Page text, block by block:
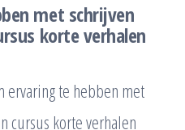
met schrijven
korte verhalen
ervaring te hebben met
cursus korte verhalen